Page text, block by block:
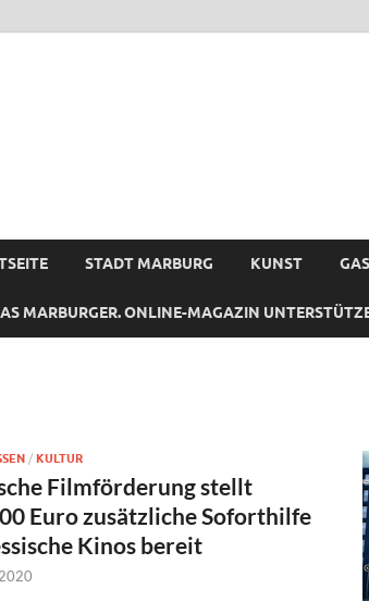
STADT MARBURG KUNST
MARBURGER. ONLINE-MAGAZIN
/ KULTUR
Filmförderung stellt
Euro zusätzliche Soforthilfe
Kinos bereit